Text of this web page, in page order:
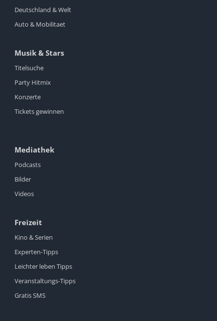
Deutschland & Welt
Auto & Mobilitaet
Musik & Stars
Titelsuche
Party Hitmix
Konzerte
Tickets gewinnen
Mediathek
Podcasts
Bilder
Videos
Freizeit
Kino & Serien
Experten-Tipps
Leichter leben Tipps
Veranstaltungs-Tipps
Gratis SMS